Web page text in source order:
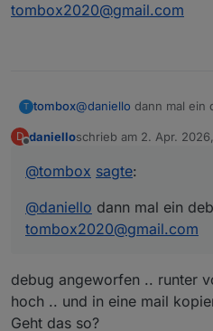
tombox2020@gmail.com
T tombox@daniello dann mal ein
D danielloschrieb am 2. Apr.
zuletzt editiert von
@tombox sagte:
@daniello dann mal ein
tombox2020@gmail.com
debug angeworfen .. runter
hoch .. und in eine mail
Geht das so?